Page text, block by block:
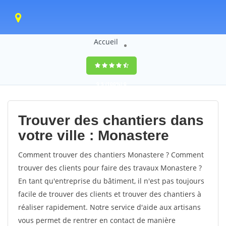
Accueil
9,5(100%)0
votes
Trouver des chantiers dans
votre ville : Monastere
Comment trouver des chantiers Monastere ? Comment
trouver des clients pour faire des travaux Monastere ?
En tant qu'entreprise du bâtiment, il n'est pas toujours
facile de trouver des clients et trouver des chantiers à
réaliser rapidement. Notre service d'aide aux artisans
vous permet de rentrer en contact de manière